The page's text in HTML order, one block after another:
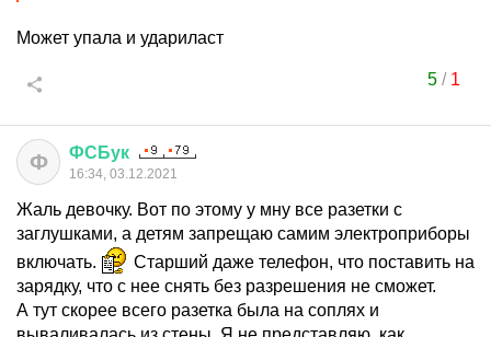
Может упала и удариласт
5/ 1
Ф ФСБук
16:34, 03.12.2021
Жаль девочку. Вот по этому у мну все разетки с
заглушками, а детям запрещаю самим электроприборы
включать.
Старший даже телефон, что поставить на
зарядку, что с нее снять без разрешения не сможет.
А тут скорее всего разетка была на соплях и